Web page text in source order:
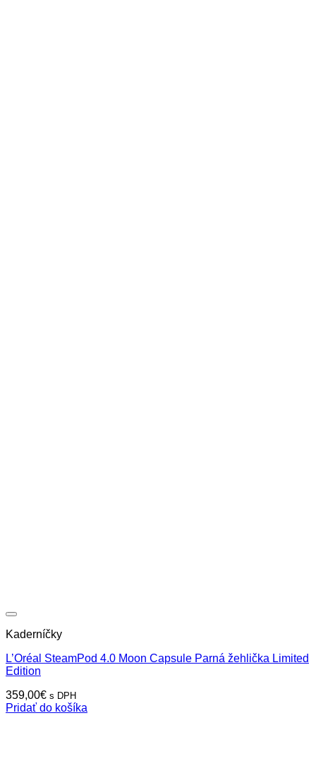
Kaderníčky
L’Oréal SteamPod 4.0 Moon Capsule Parná žehlička Limited
Edition
359,00€ s DPH
Pridať do košíka